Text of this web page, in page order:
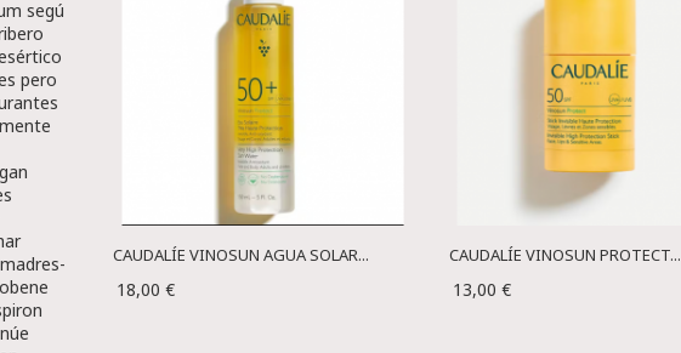
segú
pero
CAUDALÍE VINOSUN AGUA SOLAR...
18,00 €
CAUDALÍE VINOSUN PROTECT...
13,00 €